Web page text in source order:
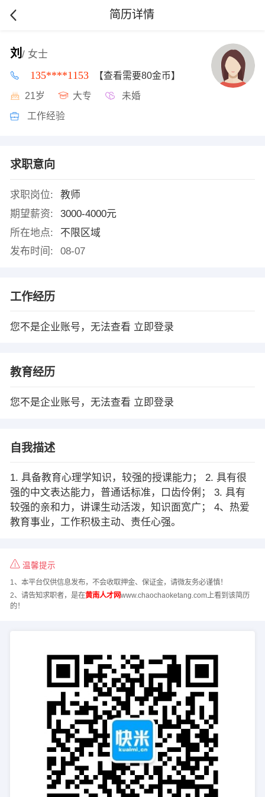
简历详情
刘 / 女士
135****1153 【查看需要80金币】
21岁 大专 未婚
工作经验
求职意向
求职岗位:
教师
期望薪资:
3000-4000元
所在地点:
不限区域
发布时间:
08-07
工作经历
您不是企业账号，无法查看 立即登录
教育经历
您不是企业账号，无法查看 立即登录
自我描述
1. 具备教育心理学知识，较强的授课能力； 2. 具有很
强的中文表达能力，普通话标准，口齿伶俐； 3. 具有
较强的亲和力，讲课生动活泼，知识面宽广； 4、热爱
教育事业，工作积极主动、责任心强。
温馨提示
1、本平台仅供信息发布，不会收取押金、保证金，请微友务必谨慎！
2、请告知求职者，是在黄南人才网www.chaochaoketang.com上看到该简历
的！